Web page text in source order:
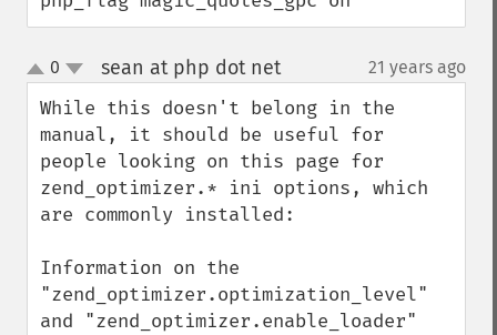
up
down
0 sean at php dot net¶ 21 years ago
While this doesn't belong in the
manual, it should be useful for
people looking on this page for
zend_optimizer.* ini options, which
are commonly installed:
Information on the
"zend_optimizer.optimization_level"
and "zend_optimizer.enable_loader"